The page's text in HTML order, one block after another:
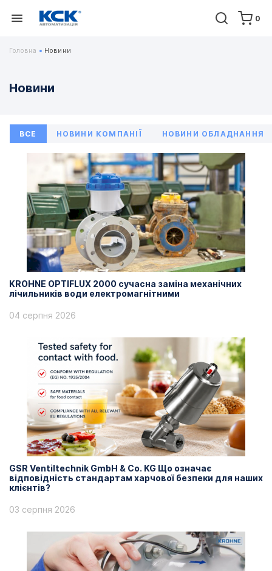
0
Головна Новини
Новини
ВСЕ НОВИНИ КОМПАНІЇ НОВИНИ ОБЛАДНАННЯ
KROHNE OPTIFLUX 2000 сучасна заміна механічних
лічильників води електромагнітними
04 серпня 2026
GSR Ventiltechnik GmbH & Co. KG Що означає
відповідність стандартам харчової безпеки для наших
клієнтів?
03 серпня 2026